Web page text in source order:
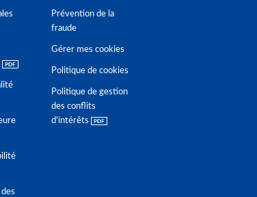
Prévention de la
fraude
Gérer mes cookies
Politique de cookies
Politique de gestion
des conflits
d'intérêts